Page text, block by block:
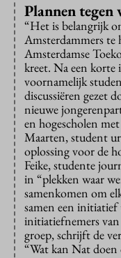
Plannen tegen
“Het is belangrijk
Amsterdammers te
Amsterdamse
kreet. Na een
voornamelijk
discussiëren gezet
nieuwe
en hogescholen
Maarten, student
oplossing voor de
Feike, studente
in “plekken waar
samenkomen om
samen een
initiatiefnemers van
groep, schrijft de
“Wat kan Nat doen